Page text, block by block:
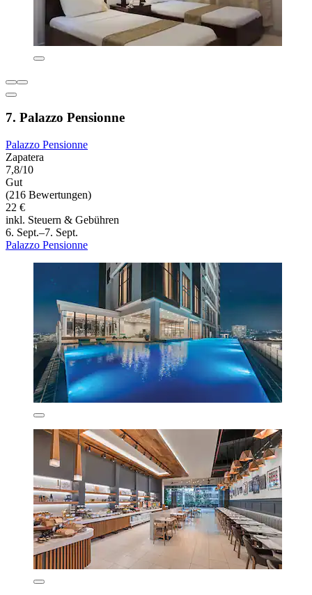
7. Palazzo Pensionne
Palazzo Pensionne
Zapatera
7,8/10
Gut
(216 Bewertungen)
22 €
inkl. Steuern & Gebühren
6. Sept.–7. Sept.
Palazzo Pensionne